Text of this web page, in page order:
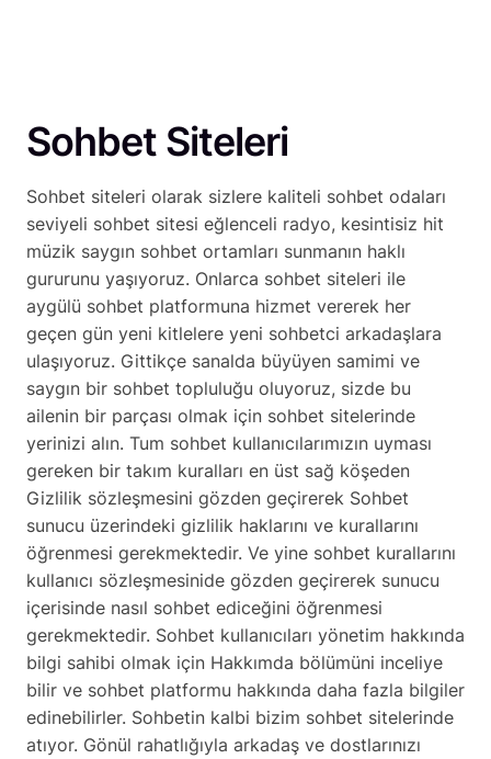
Sohbet Siteleri
Sohbet siteleri olarak sizlere kaliteli sohbet odaları
seviyeli sohbet sitesi eğlenceli radyo, kesintisiz hit
müzik saygın sohbet ortamları sunmanın haklı
gururunu yaşıyoruz. Onlarca sohbet siteleri ile
aygülü sohbet platformuna hizmet vererek her
geçen gün yeni kitlelere yeni sohbetci arkadaşlara
ulaşıyoruz. Gittikçe sanalda büyüyen samimi ve
saygın bir sohbet topluluğu oluyoruz, sizde bu
ailenin bir parçası olmak için sohbet sitelerinde
yerinizi alın. Tum sohbet kullanıcılarımızın uyması
gereken bir takım kuralları en üst sağ köşeden
Gizlilik sözleşmesini gözden geçirerek Sohbet
sunucu üzerindeki gizlilik haklarını ve kurallarını
öğrenmesi gerekmektedir. Ve yine sohbet kurallarını
kullanıcı sözleşmesinide gözden geçirerek sunucu
içerisinde nasıl sohbet ediceğini öğrenmesi
gerekmektedir. Sohbet kullanıcıları yönetim hakkında
bilgi sahibi olmak için Hakkımda bölümüni inceliye
bilir ve sohbet platformu hakkında daha fazla bilgiler
edinebilirler. Sohbetin kalbi bizim sohbet sitelerinde
atıyor. Gönül rahatlığıyla arkadaş ve dostlarınızı